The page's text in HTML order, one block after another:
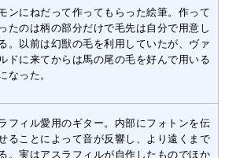
ンにねだって作ってもらった絵筆。作って
たのは柄の部分だけで毛先は自分で用意し
。以前は幻獣の毛を利用していたが、ヴァ
ドに来てからは馬の尾の毛を好んで用いる
なった。
フィル愛用のギター。内部にフォトンを伝
ることによって音が反響し、より遠くまで
。実はアスラフィルが自作したものでほか